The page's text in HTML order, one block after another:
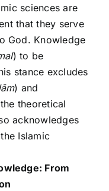
sciences are
that they serve
God. Knowledge
) to be
stance excludes
) and
theoretical
acknowledges
Islamic
From